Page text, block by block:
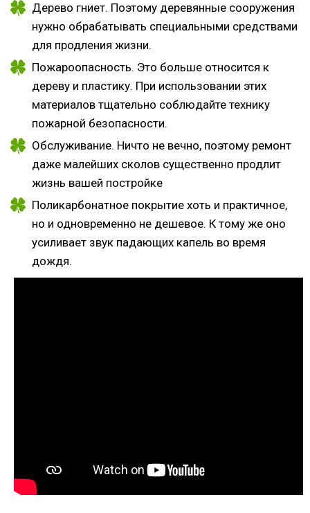
Дерево гниет. Поэтому деревянные сооружения
нужно обрабатывать специальными средствами
для продления жизни.
Пожароопасность. Это больше относится к
дереву и пластику. При использовании этих
материалов тщательно соблюдайте технику
пожарной безопасности.
Обслуживание. Ничто не вечно, поэтому ремонт
даже малейших сколов существенно продлит
жизнь вашей постройке
Поликарбонатное покрытие хоть и практичное,
но и одновременно не дешевое. К тому же оно
усиливает звук падающих капель во время
дождя.